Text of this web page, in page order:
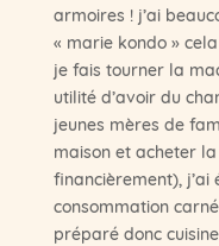
armoires ! j’ai
« marie kondo »
je fais tourner la
utilité d’avoir du
jeunes mères de
maison et acheter
financièrement),
consommation
préparé donc